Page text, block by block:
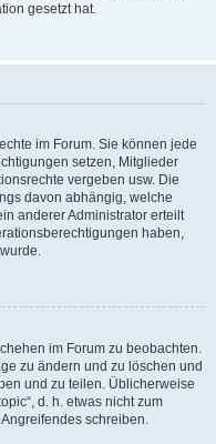
gesetzt hat.
im Forum. Sie können jede
setzen, Mitglieder
vergeben usw. Die
davon abhängig, welche
anderer Administrator erteilt
haben,
im Forum zu beobachten.
zu ändern und zu löschen und
und zu teilen. Üblicherweise
d. h. etwas nicht zum
schreiben.